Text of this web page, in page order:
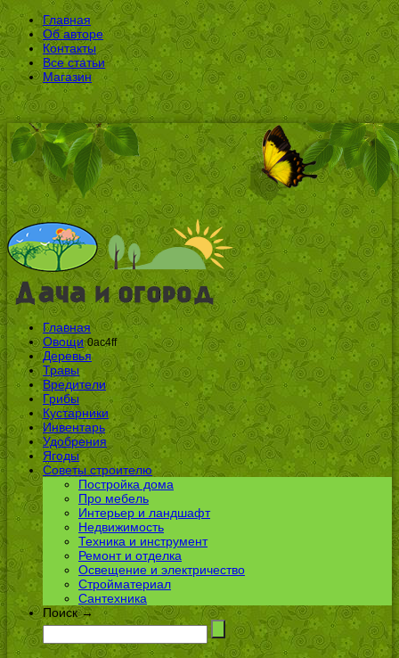
Главная
Об авторе
Контакты
Все статьи
Магазин
Главная
Овощи 0ac4ff
Деревья
Травы
Вредители
Грибы
Кустарники
Инвентарь
Удобрения
Ягоды
Советы строителю
Постройка дома
Про мебель
Интерьер и ландшафт
Недвижимость
Техника и инструмент
Ремонт и отделка
Освещение и электричество
Стройматериал
Сантехника
Поиск →